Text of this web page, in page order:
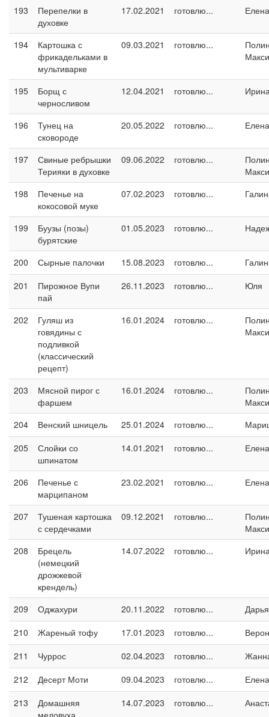
193
Перепелки в
духовке
17.02.2021 готовлю...
194
Картошка с
фрикадельками в
мультиварке
09.03.2021 готовлю...
195
Борщ с
черносливом
12.04.2021 готовлю...
196
Тунец на
сковороде
20.05.2022 готовлю...
197
Свиные ребрышки
Терияки в духовке
09.06.2022 готовлю...
198
Печенье на
кокосовой муке
07.02.2023 готовлю...
199
Буузы (позы)
бурятские
01.05.2023 готовлю...
200 Сырные палочки 15.08.2023 готовлю...
201
Пирожное Вупи
пай
26.11.2023 готовлю... Юля
202
Гуляш из
говядины с
подливкой
(классический
рецепт)
16.01.2024 готовлю...
203
Мясной пирог с
фаршем
16.01.2024 готовлю...
204
Венский шницель 25.01.2024 готовлю...
205
Слойки со
шпинатом
14.01.2021 готовлю...
206
Печенье с
марципаном
23.02.2021 готовлю...
207
Тушеная картошка
с сердечками
09.12.2021 готовлю...
208
Брецель
(немецкий
дрожжевой
крендель)
14.07.2022 готовлю...
209 Оджахури 20.11.2022 готовлю...
Дарья
210
Жареный тофу 17.01.2023 готовлю...
211
Чуррос 02.04.2023 готовлю...
212
Десерт Моти 09.04.2023 готовлю...
213
Домашняя
14.07.2023 готовлю...